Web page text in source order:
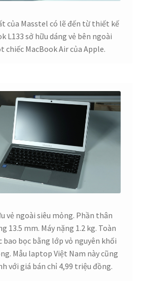
của Masstel có lẽ đến từ thiết kế
L133 sở hữu dáng vẻ bên ngoài
chiếc MacBook Air của Apple.
vẻ ngoài siêu mỏng. Phần thân
13.5 mm. Máy nặng 1.2 kg. Toàn
bao bọc bằng lớp vỏ nguyên khối
Mẫu laptop Việt Nam này cũng
với giá bán chỉ 4,99 triệu đồng.